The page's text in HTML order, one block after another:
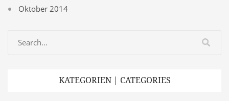
Oktober 2014
KATEGORIEN | CATEGORIES